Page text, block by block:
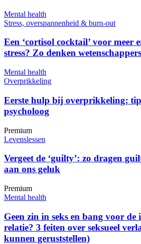
Mental health
Stress, overspannenheid & burn-out
Een ‘cortisol cocktail’ voor meer
stress? Zo denken
Mental health
Overprikkeling
Eerste hulp bij overprikkeling:
psycholoog
Premium
Levenslessen
Vergeet de ‘guilty’: zo dragen
aan ons geluk
Premium
Mental health
Geen zin in seks en bang voor de
relatie? 3 feiten over seksueel
kunnen geruststellen)